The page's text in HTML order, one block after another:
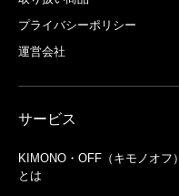
プライバシーポリシー
運営会社
サービス
KIMONO・OFF（キモノオフ）
とは